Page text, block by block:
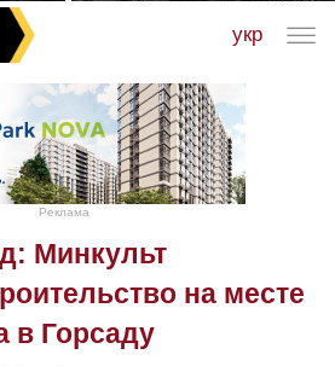
укр
Реклама
Минкульт
на месте
в Горсаду